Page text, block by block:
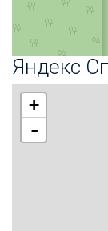
Яндекс
+
-